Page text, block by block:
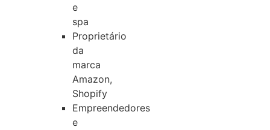
e
spa
Proprietário
da
marca
Amazon,
Shopify
Empreendedores
e